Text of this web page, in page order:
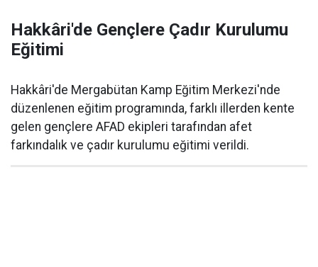
Hakkâri'de Gençlere Çadır Kurulumu
Eğitimi
Hakkâri'de Mergabütan Kamp Eğitim Merkezi'nde
düzenlenen eğitim programında, farklı illerden kente
gelen gençlere AFAD ekipleri tarafından afet
farkındalık ve çadır kurulumu eğitimi verildi.